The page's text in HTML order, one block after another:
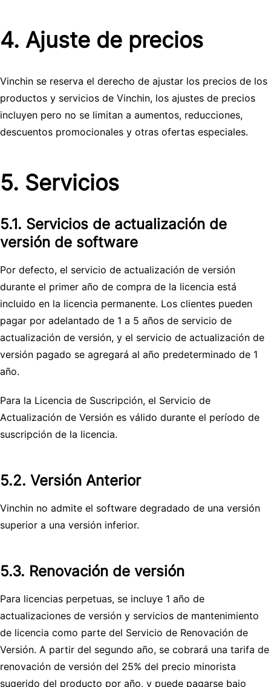
4. Ajuste de precios
Vinchin se reserva el derecho de ajustar los precios de los
productos y servicios de Vinchin, los ajustes de precios
incluyen pero no se limitan a aumentos, reducciones,
descuentos promocionales y otras ofertas especiales.
5. Servicios
5.1. Servicios de actualización de
versión de software
Por defecto, el servicio de actualización de versión
durante el primer año de compra de la licencia está
incluido en la licencia permanente. Los clientes pueden
pagar por adelantado de 1 a 5 años de servicio de
actualización de versión, y el servicio de actualización de
versión pagado se agregará al año predeterminado de 1
año.
Para la Licencia de Suscripción, el Servicio de
Actualización de Versión es válido durante el período de
suscripción de la licencia.
5.2. Versión Anterior
Vinchin no admite el software degradado de una versión
superior a una versión inferior.
5.3. Renovación de versión
Para licencias perpetuas, se incluye 1 año de
actualizaciones de versión y servicios de mantenimiento
de licencia como parte del Servicio de Renovación de
Versión. A partir del segundo año, se cobrará una tarifa de
renovación de versión del 25% del precio minorista
sugerido del producto por año, y puede pagarse bajo